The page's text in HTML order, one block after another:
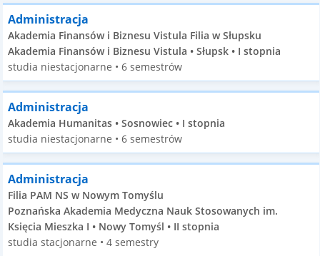
Administracja
Akademia Finansów i Biznesu Vistula Filia w Słupsku
Akademia Finansów i Biznesu Vistula • Słupsk • I stopnia
studia niestacjonarne • 6 semestrów
Administracja
Akademia Humanitas • Sosnowiec • I stopnia
studia niestacjonarne • 6 semestrów
Administracja
Filia PAM NS w Nowym Tomyślu
Poznańska Akademia Medyczna Nauk Stosowanych im.
Księcia Mieszka I • Nowy Tomyśl • II stopnia
studia stacjonarne • 4 semestry